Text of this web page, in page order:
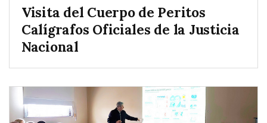
Visita del Cuerpo de Peritos
Calígrafos Oficiales de la Justicia
Nacional